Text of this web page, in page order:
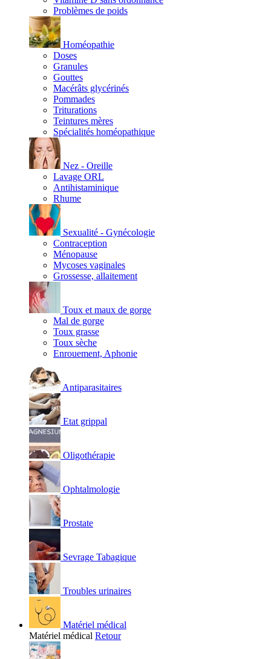
Problèmes de poids
Homéopathie
Doses
Granules
Gouttes
Macérâts glycérinés
Pommades
Triturations
Teintures mères
Spécialités homéopathique
Nez - Oreille
Lavage ORL
Antihistaminique
Rhume
Sexualité - Gynécologie
Contraception
Ménopause
Mycoses vaginales
Grossesse, allaitement
Toux et maux de gorge
Mal de gorge
Toux grasse
Toux sèche
Enrouement, Aphonie
Antiparasitaires
Etat grippal
Oligothérapie
Ophtalmologie
Prostate
Sevrage Tabagique
Troubles urinaires
Matériel médical
Matériel médical Retour